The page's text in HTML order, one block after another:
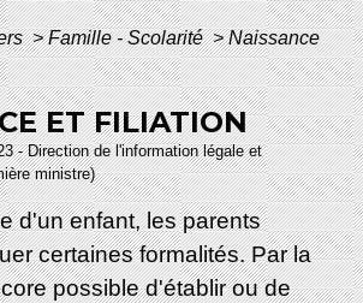
> Famille - Scolarité> Naissance
ET FILIATION
- Direction de l'information légale et
ministre)
d'un enfant, les parents
certaines formalités. Par la
possible d'établir ou de